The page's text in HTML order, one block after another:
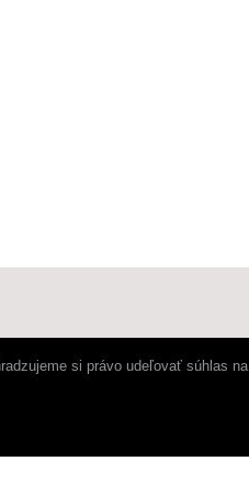
si právo udeľovať súhlas na